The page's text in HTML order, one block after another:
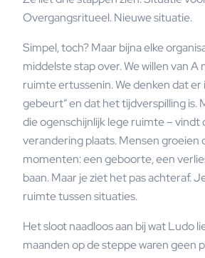
Overgangsritueel. Nieuwe situatie.
Simpel, toch? Maar bijna elke
middelste stap over. We willen van A
ruimte ertussenin. We denken dat er
gebeurt” en dat het tijdverspilling is.
die ogenschijnlijk lege ruimte – vindt
verandering plaats. Mensen groeien
momenten: een geboorte, een
baan. Maar je ziet het pas achteraf.
ruimte tussen situaties.
Het sloot naadloos aan bij wat Ludo
maanden op de steppe waren geen